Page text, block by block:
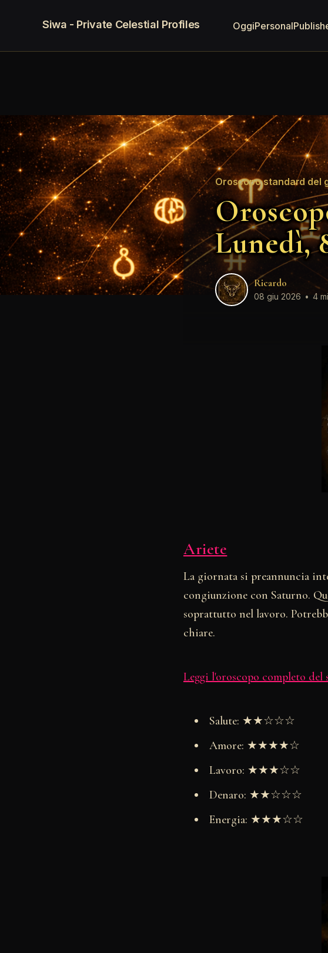
Siwa - Private Celestial Profiles OggiPersonal
Oroscopo standard del
Lunedì,
Ricardo
08 giu 2026 • 4
Ariete
La giornata si preannuncia
congiunzione con Saturno.
soprattutto nel lavoro.
chiare.
Leggi l'oroscopo completo del
Salute: ★★☆☆☆
Amore: ★★★★☆
Lavoro: ★★★☆☆
Denaro: ★★☆☆☆
Energia: ★★★☆☆